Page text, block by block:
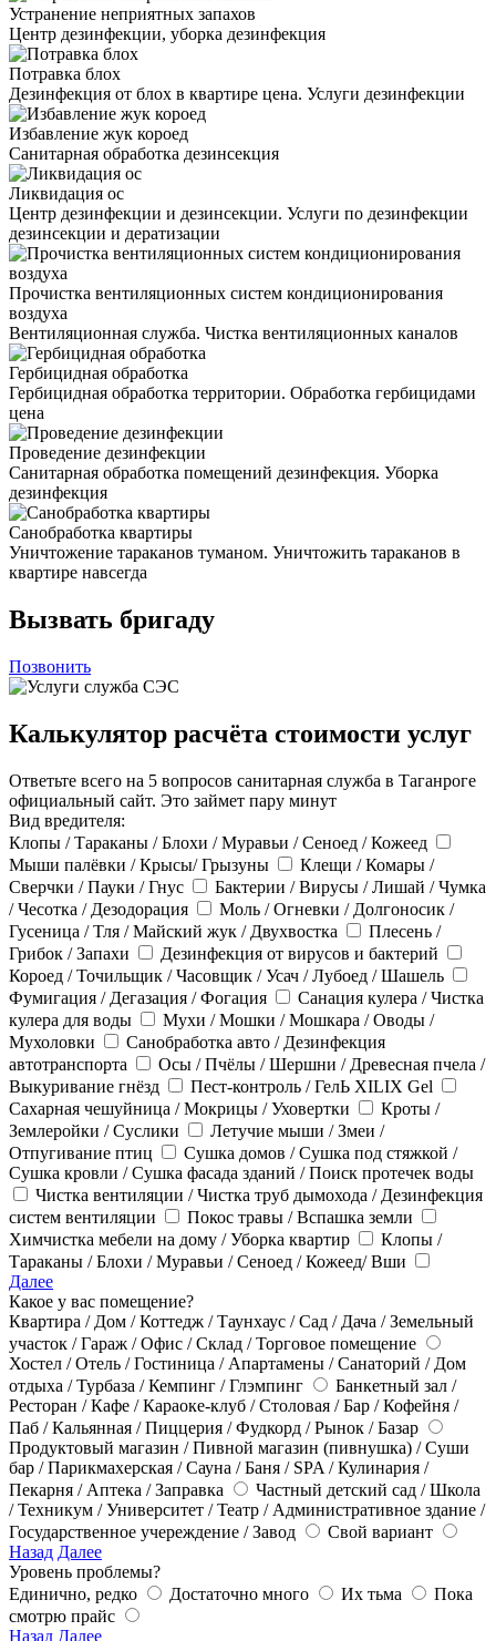
Устранение неприятных запахов
Центр дезинфекции, уборка дезинфекция
Потравка блох
Дезинфекция от блох в квартире цена. Услуги дезинфекции
Избавление жук короед
Санитарная обработка дезинсекция
Ликвидация ос
Центр дезинфекции и дезинсекции. Услуги по дезинфекции
дезинсекции и дератизации
Прочистка вентиляционных систем кондиционирования
воздуха
Вентиляционная служба. Чистка вентиляционных каналов
Гербицидная обработка
Гербицидная обработка территории. Обработка гербицидами
цена
Проведение дезинфекции
Санитарная обработка помещений дезинфекция. Уборка
дезинфекция
Санобработка квартиры
Уничтожение тараканов туманом. Уничтожить тараканов в
квартире навсегда
Вызвать бригаду
Позвонить
Калькулятор расчёта стоимости услуг
Ответьте всего на 5 вопросов санитарная служба в Таганроге
официальный сайт. Это займет пару минут
Вид вредителя:
Клопы / Тараканы / Блохи / Муравьи / Сеноед / Кожеед
Мыши палёвки / Крысы/ Грызуны
Клещи / Комары /
Сверчки / Пауки / Гнус
Бактерии / Вирусы / Лишай / Чумка
/ Чесотка / Дезодорация
Моль / Огневки / Долгоносик /
Гусеница / Тля / Майский жук / Двухвостка
Плесень /
Грибок / Запахи
Дезинфекция от вирусов и бактерий
Короед / Точильщик / Часовщик / Усач / Лубоед / Шашель
Фумигация / Дегазация / Фогация
Санация кулера / Чистка
кулера для воды
Мухи / Мошки / Мошкара / Оводы /
Мухоловки
Санобработка авто / Дезинфекция
автотранспорта
Осы / Пчёлы / Шершни / Древесная пчела /
Выкуривание гнёзд
Пест-контроль / ГелЬ XILIX Gel
Сахарная чешуйница / Мокрицы / Уховертки
Кроты /
Землеройки / Суслики
Летучие мыши / Змеи /
Отпугивание птиц
Сушка домов / Сушка под стяжкой /
Сушка кровли / Сушка фасада зданий / Поиск протечек воды
Чистка вентиляции / Чистка труб дымохода / Дезинфекция
систем вентиляции
Покос травы / Вспашка земли
Химчистка мебели на дому / Уборка квартир
Клопы /
Тараканы / Блохи / Муравьи / Сеноед / Кожеед/ Вши
Далее
Какое у вас помещение?
Квартира / Дом / Коттедж / Таунхаус / Сад / Дача / Земельный
участок / Гараж / Офис / Склад / Торговое помещение
Хостел / Отель / Гостиница / Апартамены / Санаторий / Дом
отдыха / Турбаза / Кемпинг / Глэмпинг
Банкетный зал /
Ресторан / Кафе / Караоке-клуб / Столовая / Бар / Кофейня /
Паб / Кальянная / Пиццерия / Фудкорд / Рынок / Базар
Продуктовый магазин / Пивной магазин (пивнушка) / Суши
бар / Парикмахерская / Сауна / Баня / SPA / Кулинария /
Пекарня / Аптека / Заправка
Частный детский сад / Школа
/ Техникум / Университет / Театр / Административное здание /
Государственное учереждение / Завод
Свой вариант
Назад Далее
Уровень проблемы?
Единично, редко
Достаточно много Их тьма
Пока
смотрю прайс
Назад Далее